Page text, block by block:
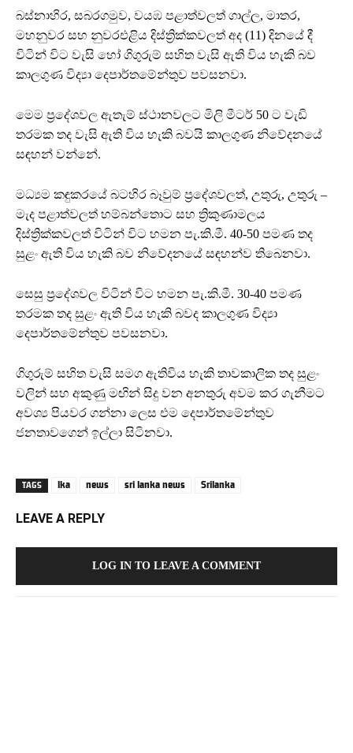
බස්නාහිර, සබරගමුව, වයඹ පළාත්වලත් ගාල්ල, මාතර,
මහනුවර සහ නුවරඑළිය දිස්ත්‍රික්කවලත් අද (11) දිනයේ දී
විටින් විට වැසි හෝ ගිගුරුම් සහිත වැසි ඇති විය හැකි බව
කාලගුණ විද්‍යා දෙපාර්තමේන්තුව පවසනවා.
මෙම ප්‍රදේශවල ඇතැම් ස්ථානවලට මිලි මීටර් 50 ට වැඩි
තරමක තද වැසි ඇති විය හැකි බවයි කාලගුණ නිවේදනයේ
සඳහන් වන්නේ.
මධ්‍යම කඳුකරයේ බටහිර බෑවුම් ප්‍රදේශවලත්, උතුරු, උතුරු –
මැද පළාත්වලත් හම්බන්තොට සහ ත්‍රිකුණාමලය
දිස්ත්‍රික්කවලත් විටින් විට හමන පැ.කි.මී. 40-50 පමණ තද
සුළං ඇති විය හැකි බව නිවේදනයේ සඳහන්ව තිබෙනවා.
සෙසු ප්‍රදේශවල විටින් විට හමන පැ.කි.මී. 30-40 පමණ
තරමක තද සුළං ඇති විය හැකි බවද කාලගුණ විද්‍යා
දෙපාර්තමේන්තුව පවසනවා.
ගිගුරුම් සහිත වැසි සමග ඇතිවිය හැකි තාවකාලික තද සුළං
වලින් සහ අකුණු මඟින් සිදු වන අනතුරු අවම කර ගැනීමට
අවශ්‍ය පියවර ගන්නා ලෙස එම දෙපාර්තමේන්තුව
ජනතාවගෙන් ඉල්ලා සිටිනවා.
TAGS lka news sri lanka news Srilanka
LEAVE A REPLY
LOG IN TO LEAVE A COMMENT